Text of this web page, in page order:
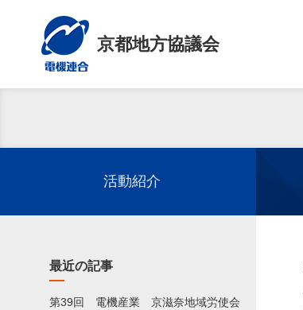
京都地方協議会
活動紹介
最近の記事
第39回 電機産業 京滋奈地域労使会